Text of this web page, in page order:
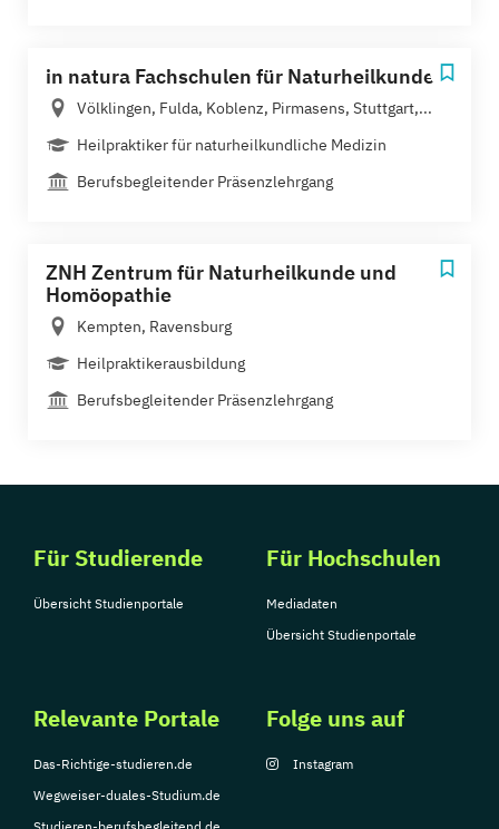
in natura Fachschulen für Naturheilkunde
Völklingen, Fulda, Koblenz, Pirmasens, Stuttgart,...
Heilpraktiker für naturheilkundliche Medizin
Berufsbegleitender Präsenzlehrgang
ZNH Zentrum für Naturheilkunde und
Homöopathie
Kempten, Ravensburg
Heilpraktikerausbildung
Berufsbegleitender Präsenzlehrgang
Für Studierende
Übersicht Studienportale
Für Hochschulen
Mediadaten
Übersicht Studienportale
Relevante Portale
Das-Richtige-studieren.de
Wegweiser-duales-Studium.de
Folge uns auf
Instagram